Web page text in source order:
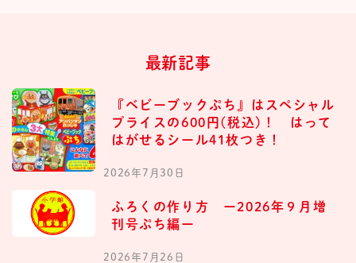
最新記事
『ベビーブックぷち』はスペシャル
プライスの600円(税込)！ はって
はがせるシール41枚つき！
2026年7月30日
ふろくの作り方 ー2026年９月増
刊号ぷち編ー
2026年7月26日